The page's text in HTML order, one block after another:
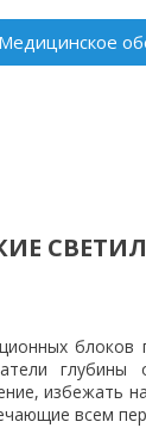
Медицинское
блоков
избежать
всем